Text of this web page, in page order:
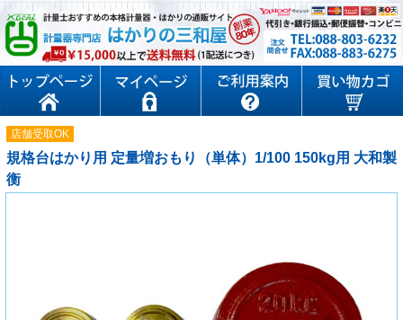
店舗受取OK
規格台はかり用 定量増おもり（単体）1/100 150kg用 大和製
衡